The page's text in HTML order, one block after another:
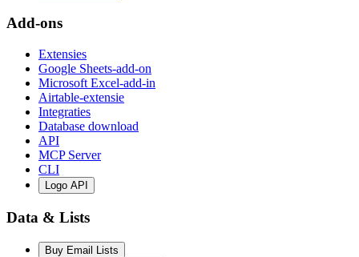
Add-ons
Extensies
Google Sheets-add-on
Microsoft Excel-add-in
Airtable-extensie
Integraties
Database download
API
MCP Server
CLI
Logo API
Data & Lists
Buy Email Lists